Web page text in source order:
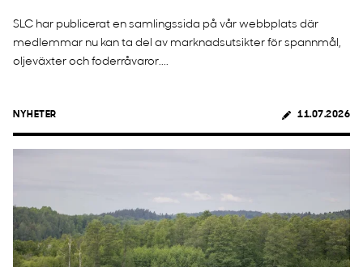
SLC har publicerat en samlingssida på vår webbplats där
medlemmar nu kan ta del av marknadsutsikter för spannmål,
oljeväxter och foderråvaror....
NYHETER 11.07.2026